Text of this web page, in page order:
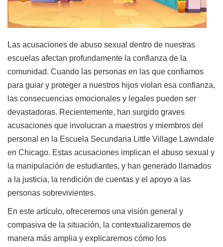
Las acusaciones de abuso sexual dentro de nuestras
escuelas afectan profundamente la confianza de la
comunidad. Cuando las personas en las que confiamos
para guiar y proteger a nuestros hijos violan esa confianza,
las consecuencias emocionales y legales pueden ser
devastadoras. Recientemente, han surgido graves
acusaciones que involucran a maestros y miembros del
personal en la Escuela Secundaria Little Village Lawndale
en Chicago. Estas acusaciones implican el abuso sexual y
la manipulación de estudiantes, y han generado llamados
a la justicia, la rendición de cuentas y el apoyo a las
personas sobrevivientes.
En este artículo, ofreceremos una visión general y
compasiva de la situación, la contextualizaremos de
manera más amplia y explicaremos cómo los